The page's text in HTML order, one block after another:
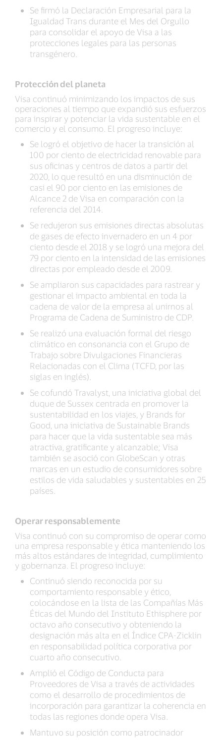
Se firmó la Declaración Empresarial para la
Igualdad Trans durante el Mes del Orgullo
para consolidar el apoyo de Visa a las
protecciones legales para las personas
transgénero.
Protección del planeta
Visa continuó minimizando los impactos de sus
operaciones al tiempo que expandió sus esfuerzos
para inspirar y potenciar la vida sustentable en el
comercio y el consumo. El progreso incluye:
Se logró el objetivo de hacer la transición al
100 por ciento de electricidad renovable para
sus oficinas y centros de datos a partir del
2020, lo que resultó en una disminución de
casi el 90 por ciento en las emisiones de
Alcance 2 de Visa en comparación con la
referencia del 2014.
Se redujeron sus emisiones directas absolutas
de gases de efecto invernadero en un 4 por
ciento desde el 2018 y se logró una mejora del
79 por ciento en la intensidad de las emisiones
directas por empleado desde el 2009.
Se ampliaron sus capacidades para rastrear y
gestionar el impacto ambiental en toda la
cadena de valor de la empresa al unirnos al
Programa de Cadena de Suministro de CDP.
Se realizó una evaluación formal del riesgo
climático en consonancia con el Grupo de
Trabajo sobre Divulgaciones Financieras
Relacionadas con el Clima (TCFD, por las
siglas en inglés).
Se cofundó Travalyst, una iniciativa global del
duque de Sussex centrada en promover la
sustentabilidad en los viajes, y Brands for
Good, una iniciativa de Sustainable Brands
para hacer que la vida sustentable sea más
atractiva, gratificante y alcanzable; Visa
también se asoció con GlobeScan y otras
marcas en un estudio de consumidores sobre
estilos de vida saludables y sustentables en 25
países.
Operar responsablemente
Visa continuó con su compromiso de operar como
una empresa responsable y ética manteniendo los
más altos estándares de integridad, cumplimiento
y gobernanza. El progreso incluye:
Continuó siendo reconocida por su
comportamiento responsable y ético,
colocándose en la lista de las Compañías Más
Éticas del Mundo del Instituto Ethisphere por
octavo año consecutivo y obteniendo la
designación más alta en el Índice CPA-Zicklin
en responsabilidad política corporativa por
cuarto año consecutivo.
Amplió el Código de Conducta para
Proveedores de Visa a través de actividades
como el desarrollo de procedimientos de
incorporación para garantizar la coherencia en
todas las regiones donde opera Visa.
Mantuvo su posición como patrocinador